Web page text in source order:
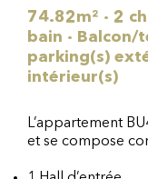
74.82m² · 2
bain · Balcon/
parking(s)
intérieur(s)
L’appartement
et se compose